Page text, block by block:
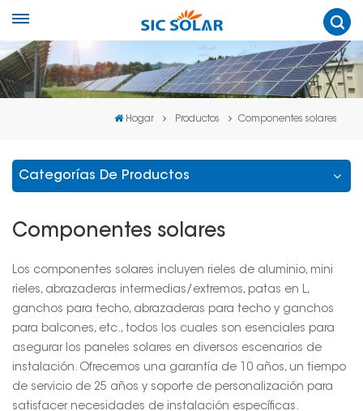
Hogar Productos Componentes solares
Categorías De Productos
Componentes solares
Los componentes solares incluyen rieles de aluminio, mini
rieles, abrazaderas intermedias/extremos, patas en L,
ganchos para techo, abrazaderas para techo y ganchos
para balcones, etc., todos los cuales son esenciales para
asegurar los paneles solares en diversos escenarios de
instalación. Ofrecemos una garantía de 10 años, un tiempo
de servicio de 25 años y soporte de personalización para
satisfacer necesidades de instalación específicas.